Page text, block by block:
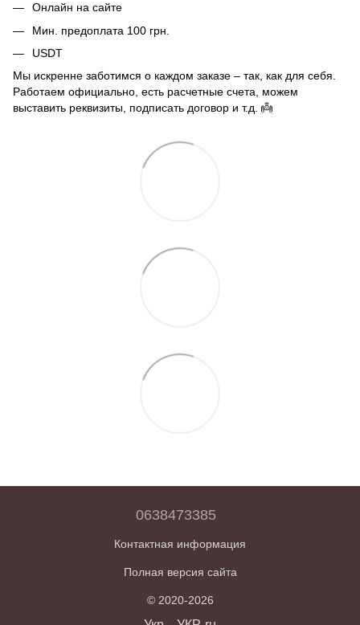
Онлайн на сайте
Мин. предоплата 100 грн.
USDT
Мы искренне заботимся о каждом заказе – так, как для себя.
Работаем официально, есть расчетные счета, можем
выставить реквизиты, подписать договор и т.д. 👼
0638473385
Контактная информация
Полная версия сайта
© 2020-2026